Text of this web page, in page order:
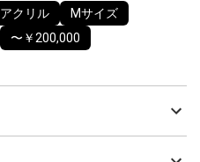
アクリル
Mサイズ
〜￥200,000